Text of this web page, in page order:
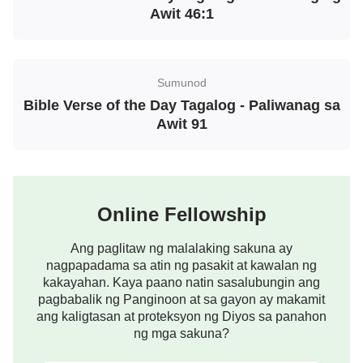
magtagumpay, ay gagawin Kong haligi sa
templo ng Aking Diyos, at hindi na siya lalabas
pa doon: at isusulat Ko sa kaniya ang pangalan
Aking Diyos, ang bagong Jerusalem, na
at ang Aking sariling bagong pangalan
. Sabi ng Diyos, “Ako ang Alpha at ang
Omega, sabi ng Panginoong Diyos, ngayon at
nang nakaraan at sa darating, ang
Makapangyarihan sa lahat” (Pahayag 1:8).
Awit 46:1
Sumunod
Bible Verse of the Day Tagalog - Paliwanag sa
Awit 91
Online Fellowship
Ang paglitaw ng malalaking sakuna ay
nagpapadama sa atin ng pasakit at kawalan ng
kakayahan. Kaya paano natin sasalubungin ang
pagbabalik ng Panginoon at sa gayon ay makamit
ang kaligtasan at proteksyon ng Diyos sa panahon
ng mga sakuna?